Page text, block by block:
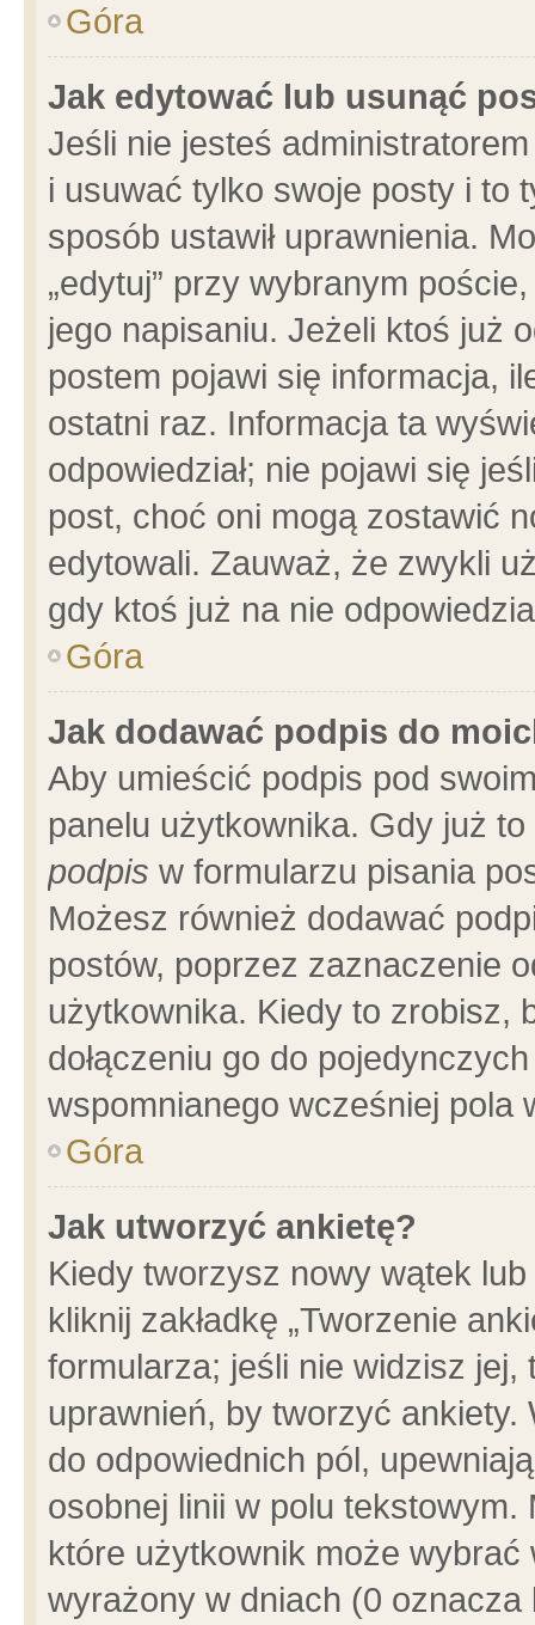
Góra
Jak edytować lub usunąć
Jeśli nie jesteś
i usuwać tylko swoje posty i to
sposób ustawił uprawnienia.
„edytuj” przy wybranym
jego napisaniu. Jeżeli ktoś już
postem pojawi się informacja,
ostatni raz. Informacja ta
odpowiedział; nie pojawi się
post, choć oni mogą zostawić
edytowali. Zauważ, że zwykli
gdy ktoś już na nie
Góra
Jak dodawać podpis do
Aby umieścić podpis pod
panelu użytkownika. Gdy już
podpis w formularzu pisania
Możesz również dodawać
postów, poprzez zaznaczenie
użytkownika. Kiedy to zrobisz,
dołączeniu go do
wspomnianego wcześniej pola
Góra
Jak utworzyć ankietę?
Kiedy tworzysz nowy wątek
kliknij zakładkę „Tworzenie
formularza; jeśli nie widzisz
uprawnień, by tworzyć ankiety.
do odpowiednich pól,
osobnej linii w polu
które użytkownik może
wyrażony w dniach (0